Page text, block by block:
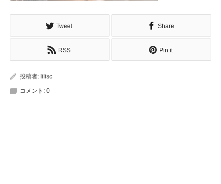
Tweet Share
RSS Pin it
投稿者: lilisc
コメント: 0